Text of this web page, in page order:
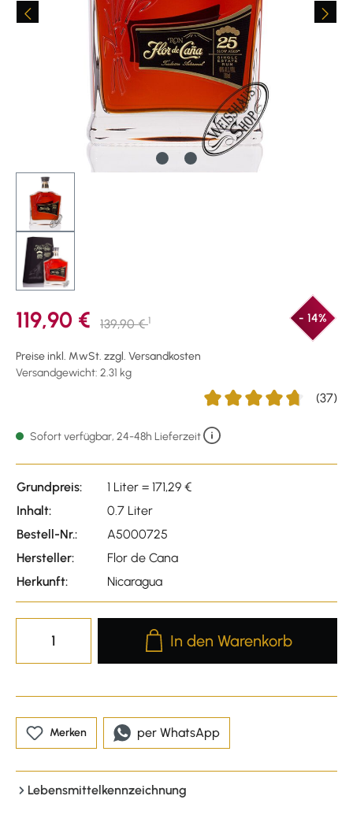
119,90 € 139,90 €1 - 14%
Preise inkl. MwSt. zzgl. Versandkosten
Versandgewicht: 2.31 kg
(37)
Sofort verfügbar, 24-48h Lieferzeit
Grundpreis:
1 Liter = 171,29 €
Inhalt:
0.7 Liter
Bestell-Nr.:
A5000725
Hersteller:
Flor de Cana
Herkunft:
Nicaragua
Produkt Anzahl: Gib den
In den Warenkorb
Merken per WhatsApp
Lebensmittelkennzeichnung